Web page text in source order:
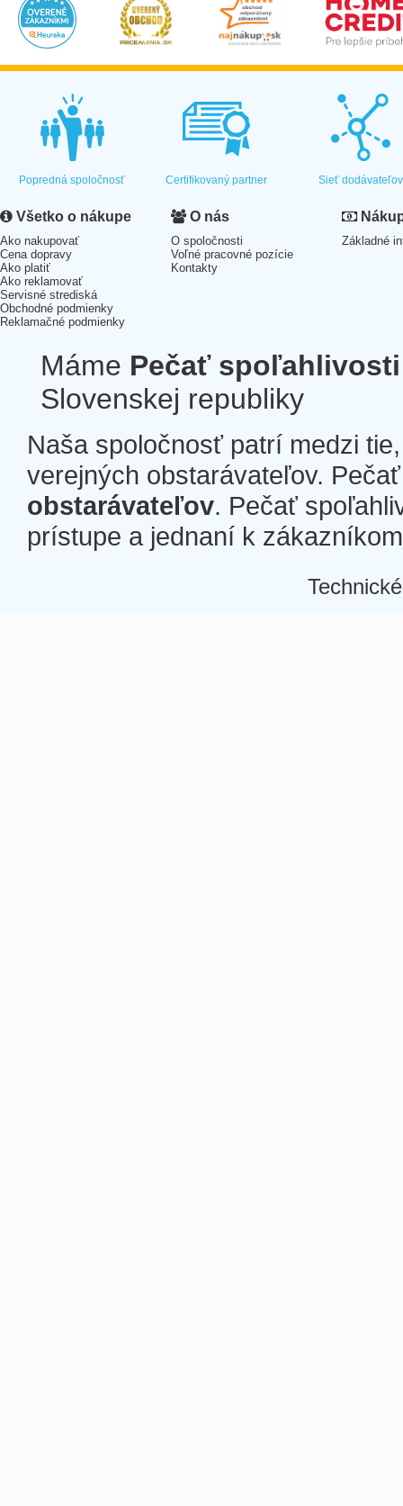
Popredná spoločnosť Certifikovaný partner Sieť dodávateľov
Všetko o nákupe
Ako nakupovať
Cena dopravy
Ako platiť
Ako reklamovať
Servisné strediská
Obchodné podmienky
Reklamačné podmienky
O nás
O spoločnosti
Voľné pracovné pozície
Kontakty
Základné
Máme Pečať spoľahlivosti
Slovenskej republiky
Naša spoločnosť patrí medzi
verejných obstarávateľov.
obstarávateľov. Pečať
prístupe a jednaní k